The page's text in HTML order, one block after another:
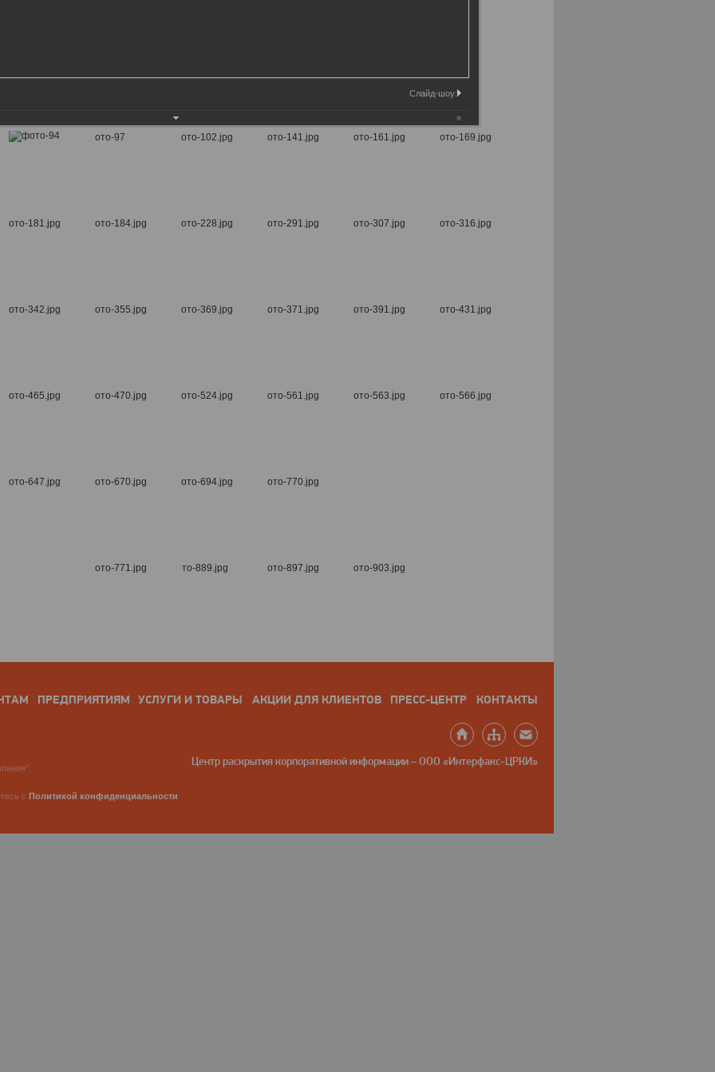
ПРЕДПРИЯТИЯМ УСЛУГИ И ТОВАРЫ АКЦИИ ДЛЯ КЛИЕНТОВ ПРЕСС-ЦЕНТР КОНТАКТЫ
Центр раскрытия корпоративной информации – ООО «Интерфакс-ЦРКИ»
с Политикой конфиденциальности
Слайд-шоу: